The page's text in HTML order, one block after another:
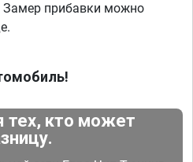
Замер прибавки можно
кто может